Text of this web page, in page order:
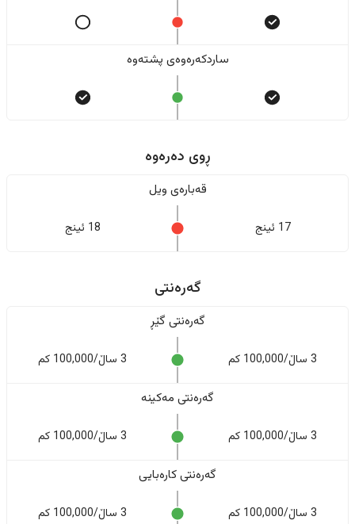
ساردکەرەوەی پشتەوە
ڕوی دەرەوە
قەبارەی ویل
17 ئینج 18 ئینج
گەرەنتی
گەرەنتی گێڕ
3 ساڵ/100,000 کم 3 ساڵ/100,000 کم
گەرەنتی مەکینە
3 ساڵ/100,000 کم 3 ساڵ/100,000 کم
گەرەنتی کارەبایی
3 ساڵ/100,000 کم 3 ساڵ/100,000 کم